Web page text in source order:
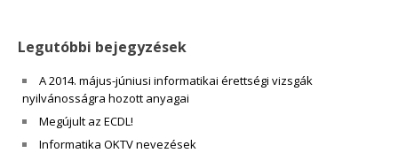
Legutóbbi bejegyzések
A 2014. május-júniusi informatikai érettségi vizsgák
nyilvánosságra hozott anyagai
Megújult az ECDL!
Informatika OKTV nevezések